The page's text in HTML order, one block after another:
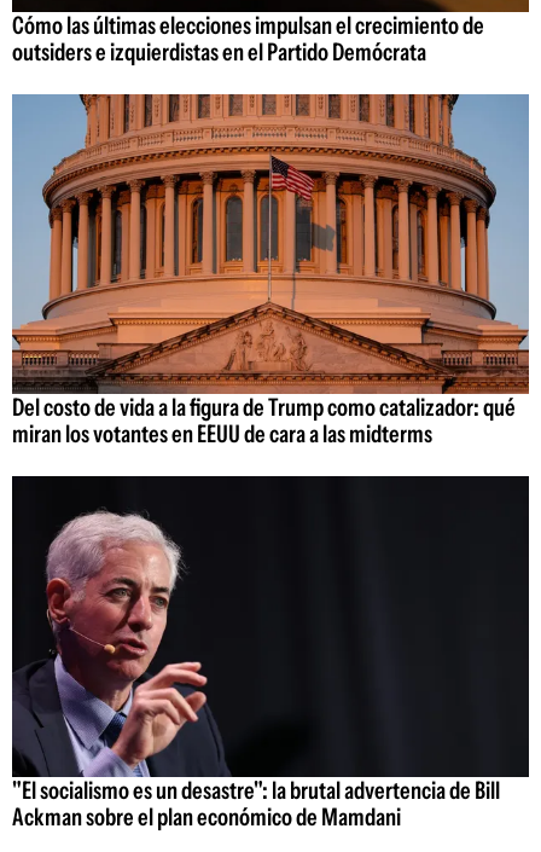
Cómo las últimas elecciones impulsan el crecimiento de
outsiders e izquierdistas en el Partido Demócrata
Del costo de vida a la figura de Trump como catalizador: qué
miran los votantes en EEUU de cara a las midterms
"El socialismo es un desastre": la brutal advertencia de Bill
Ackman sobre el plan económico de Mamdani